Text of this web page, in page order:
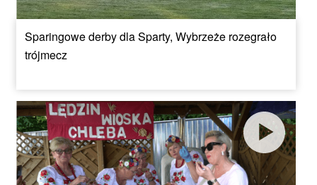
Sparingowe derby dla Sparty, Wybrzeże rozegrało
trójmecz